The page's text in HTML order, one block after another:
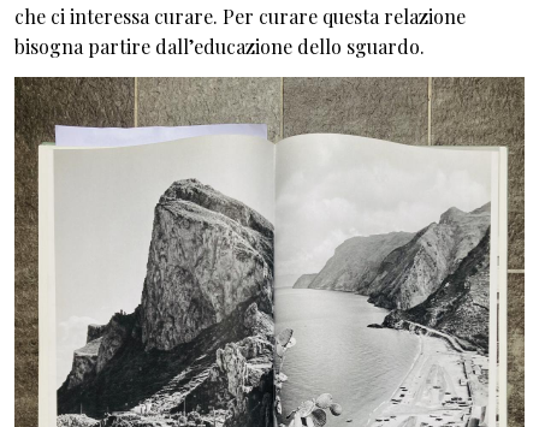
che ci interessa curare. Per curare questa relazione
bisogna partire dall’educazione dello sguardo.